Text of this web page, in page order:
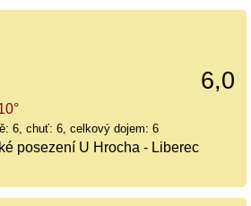
6,0
6, chuť: 6, celkový dojem: 6
posezení U Hrocha - Liberec